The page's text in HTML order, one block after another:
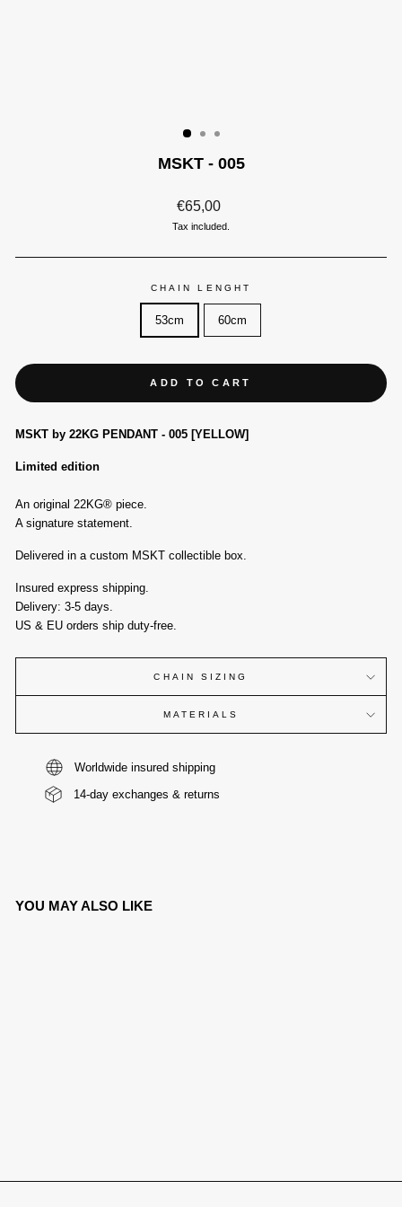
MSKT - 005
Regular
price
€65,00
Tax included.
CHAIN LENGHT
53cm 60cm
ADD TO CART
MSKT by 22KG PENDANT - 005 [YELLOW]
Limited edition
An original 22KG® piece.
A signature statement.
Delivered in a custom MSKT collectible box.
Insured express shipping.
Delivery: 3-5 days.
US & EU orders ship duty-free.
CHAIN SIZING
MATERIALS
Worldwide insured shipping ‎ ‎ ‎ ‎ ‎ ‎ ‎ ‎‎‎‎‎ ‎ ‎ ‎ ‎ ‎ ‎‎ ‎ ‎ ‎‎ ‎ ‎ ‎ ‎‎‎‎ ‎ ‎ ‎ ‎‎ ‎ ‎ ‎ ‎ ‎ ‎ ‎‎‎ ‎ ‎ ‎ ‎ ‎ ‎‎ ‎ ‎
14-day exchanges & returns ‎ ‎ ‎ ‎‎‎‎ ‎ ‎ ‎ ‎ ‎ ‎‎ ‎ ‎‎ ‎ ‎ ‎‎‎ ‎ ‎ ‎ ‎‎ ‎ ‎ ‎‎‎ ‎ ‎ ‎‎‎‎‎‎ ‎‎ ‎ ‎‎ ‎ ‎‎ ‎ ‎ ‎‎‎ ‎ ‎‎ ‎ ‎‎ ‎ ‎
YOU MAY ALSO LIKE